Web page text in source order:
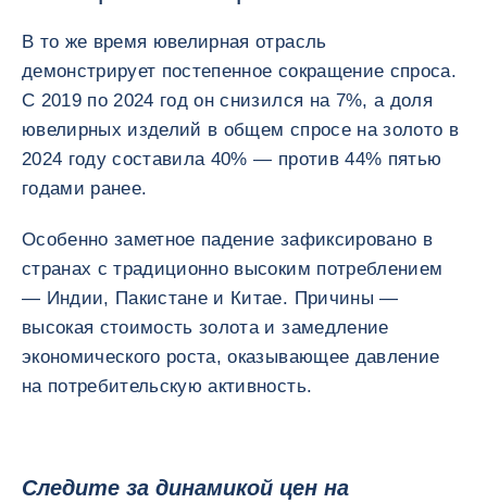
В то же время ювелирная отрасль
демонстрирует постепенное сокращение спроса.
С 2019 по 2024 год он снизился на 7%, а доля
ювелирных изделий в общем спросе на золото в
2024 году составила 40% — против 44% пятью
годами ранее.
Особенно заметное падение зафиксировано в
странах с традиционно высоким потреблением
— Индии, Пакистане и Китае. Причины —
высокая стоимость золота и замедление
экономического роста, оказывающее давление
на потребительскую активность.
Следите за динамикой цен на